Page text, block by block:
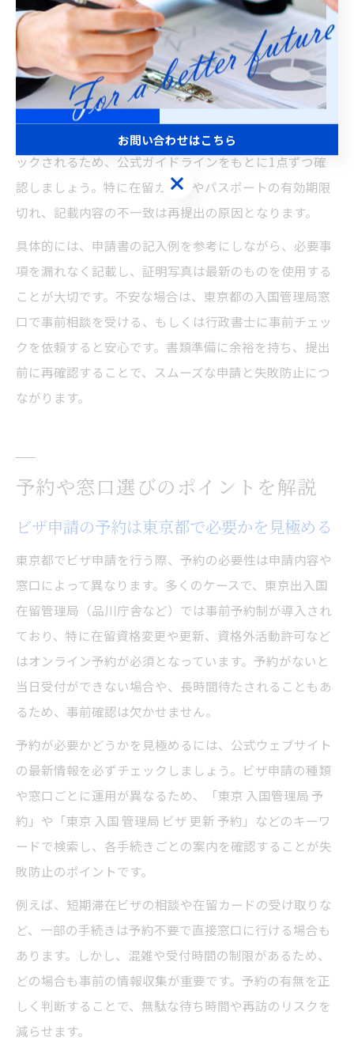
余裕を持った計画が重要です。
東京都で失敗しない書類準備のポイント
ビザ申請で最も多い失敗例は「書類不備」と「記載ミ
ス」です。東京都の入国管理局では、書類の細かな記載
内容や証明書類の有効期限、写真の規格など厳しくチェ
ックされるため、公式ガイドラインをもとに1点ずつ確
認しましょう。特に在留カードやパスポートの有効期限
切れ、記載内容の不一致は再提出の原因となります。
具体的には、申請書の記入例を参考にしながら、必要事
項を漏れなく記載し、証明写真は最新のものを使用する
ことが大切です。不安な場合は、東京都の入国管理局窓
口で事前相談を受ける、もしくは行政書士に事前チェッ
クを依頼すると安心です。書類準備に余裕を持ち、提出
前に再確認することで、スムーズな申請と失敗防止につ
ながります。
予約や窓口選びのポイントを解説
ビザ申請の予約は東京都で必要かを見極める
東京都でビザ申請を行う際、予約の必要性は申請内容や
窓口によって異なります。多くのケースで、東京出入国
在留管理局（品川庁舎など）では事前予約制が導入され
ており、特に在留資格変更や更新、資格外活動許可など
はオンライン予約が必須となっています。予約がないと
当日受付ができない場合や、長時間待たされることもあ
るため、事前確認は欠かせません。
予約が必要かどうかを見極めるには、公式ウェブサイト
の最新情報を必ずチェックしましょう。ビザ申請の種類
や窓口ごとに運用が異なるため、「東京 入国管理局 予
約」や「東京 入国 管理局 ビザ 更新 予約」などのキーワ
ードで検索し、各手続きごとの案内を確認することが失
敗防止のポイントです。
例えば、短期滞在ビザの相談や在留カードの受け取りな
ど、一部の手続きは予約不要で直接窓口に行ける場合も
あります。しかし、混雑や受付時間の制限があるため、
どの場合も事前の情報収集が重要です。予約の有無を正
しく判断することで、無駄な待ち時間や再訪のリスクを
減らせます。
お問い合わせはこちら
お問い合わせはこちら